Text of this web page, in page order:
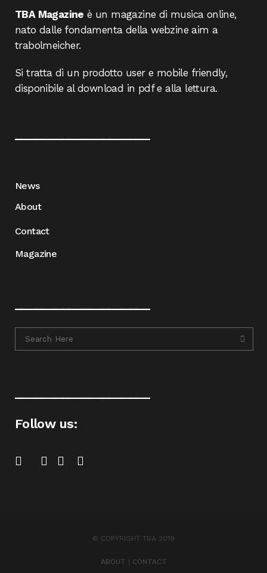
TBA Magazine è un magazine di musica online,
nato dalle fondamenta della webzine aim a
trabolmeicher.
Si tratta di un prodotto user e mobile friendly,
disponibile al download in pdf e alla lettura.
News
About
Contact
Magazine
Follow us:
© COPYRIGHT TBA 2019
ABOUT CONTACT